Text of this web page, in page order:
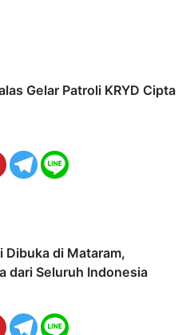
Gelar Patroli KRYD Cipta
Dibuka di Mataram,
dari Seluruh Indonesia